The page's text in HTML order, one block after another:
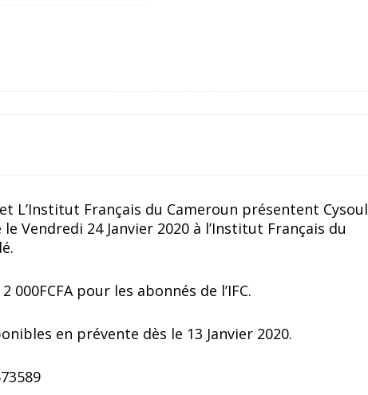
L’Institut Français du Cameroun présentent Cysoul
Vendredi 24 Janvier 2020 à l’Institut Français du
000FCFA pour les abonnés de l’IFC.
en prévente dès le 13 Janvier 2020.